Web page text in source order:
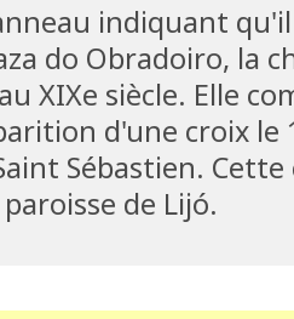
indiquant
do Obradoiro, la
XIXe siècle. Elle
d'une croix le
Sébastien.
de Lijó.